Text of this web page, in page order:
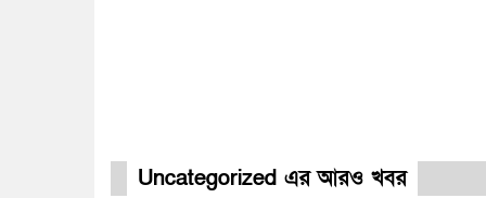
Uncategorized এর আরও খবর